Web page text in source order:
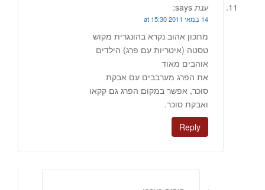
ענת says:
14 במאי 2011 at 15:30
מתכון אהוב נקרא בהונגרית מקוש
טסטה (איטריות עם פרג) הילדים
אוהבים מאוד
את הפרג מערבבים עם אבקת
סוכר, אפשר במקום הפרג גם קקאו
ואבקת סוכר.
Reply